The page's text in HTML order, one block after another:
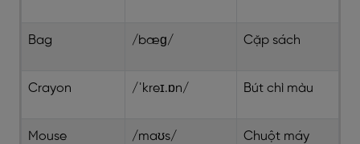
Bag /bæɡ/ Cặp sách
Crayon /ˈkreɪ.ɒn/ Bút chì màu
Mouse /maʊs/
Chuột máy